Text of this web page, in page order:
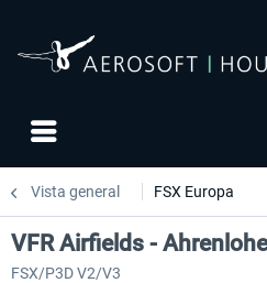
Vista general FSX Europa
VFR Airfields -
FSX/P3D V2/V3